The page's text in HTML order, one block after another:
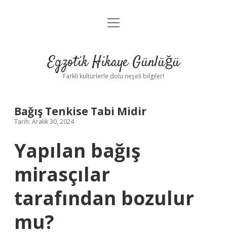
Anasayfa
Yasal Uyarı
menüyü
Egzotik Hikaye Günlüğü
Farklı kültürlerle dolu neşeli bilgiler!
Bağış Tenkise Tabi Midir
Tarih: Aralık 30, 2024
Yapılan bağış
mirasçılar
tarafından bozulur
mu?